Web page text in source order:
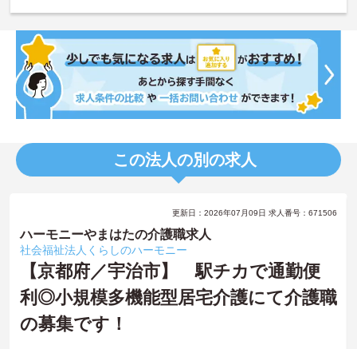
この法人の別の求人
更新日：2026年07月09日 求人番号：671506
ハーモニーやまはたの介護職求人
社会福祉法人くらしのハーモニー
【京都府／宇治市】 駅チカで通勤便
利◎小規模多機能型居宅介護にて介護職
の募集です！